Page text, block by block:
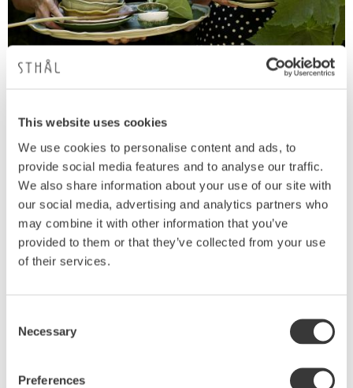
This website uses cookies
We use cookies to personalise content and ads, to
provide social media features and to analyse our traffic.
We also share information about your use of our site with
our social media, advertising and analytics partners who
may combine it with other information that you’ve
provided to them or that they’ve collected from your use
of their services.
Selection
Necessary
Preferences
Keramiken kan användas såväl i ugn (max 200
grader) som i mikrovågsugn samt diskas i
diskmaskin.
Du känner igen vår keramik på sigillet i botten.